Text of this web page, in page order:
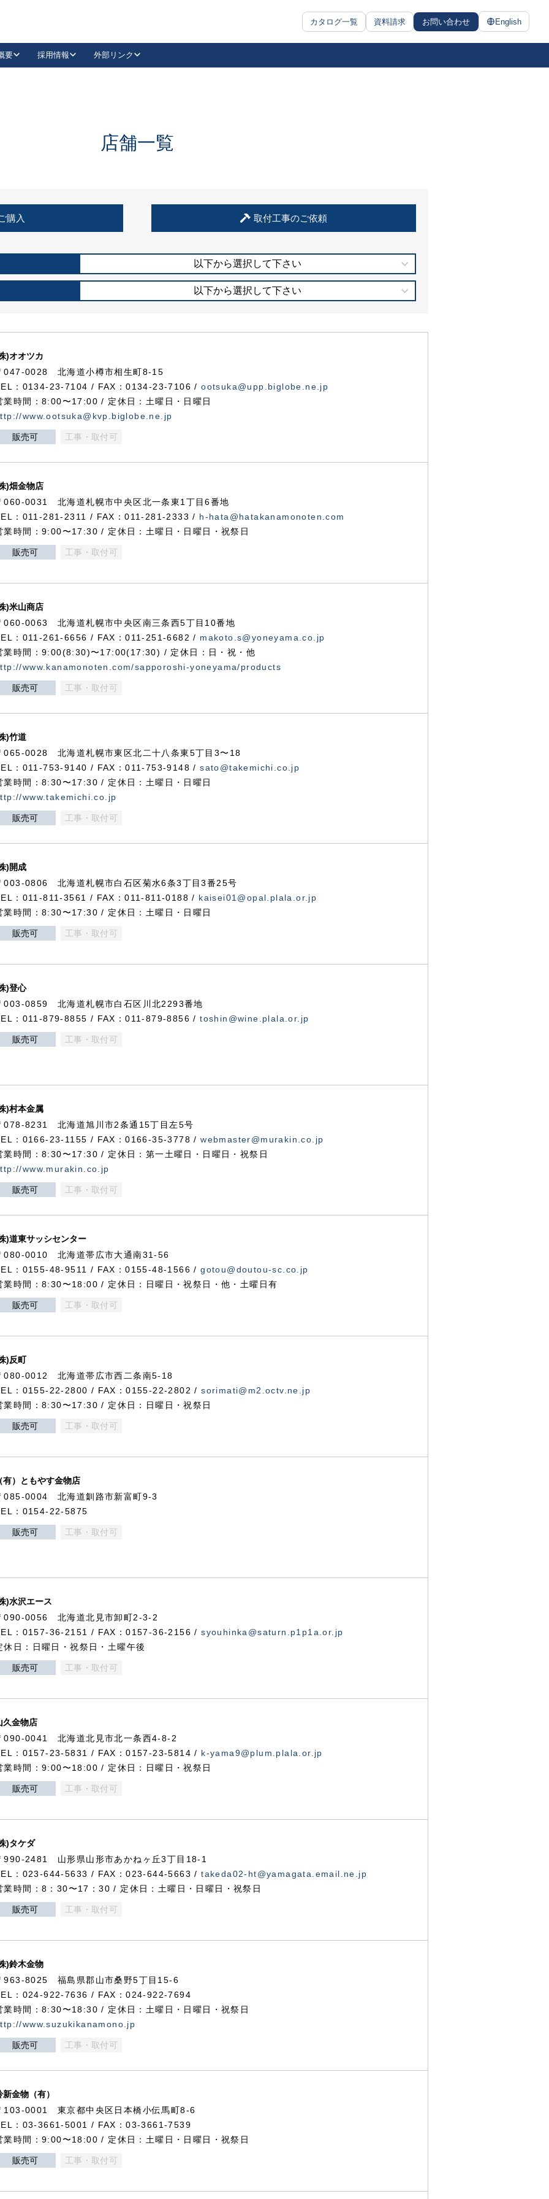
カタログ一覧 資料請求 お問い合わせ English
抗ウイルス・抗菌製品
要 採用情報 外部リンク
LinkedIn
住宅使用部材標準化推進協議会
店舗一覧
購入 取付工事のご依頼
以下から選択して下さい
以下から選択して下さい
)オオツカ
047-0028 北海道小樽市相生町8-15
：0134-23-7104 / FAX：0134-23-7106 /ootsuka@upp.biglobe.ne.jp
業時間：8:00〜17:00 / 定休日：土曜日・日曜日
www.ootsuka@kvp.biglobe.ne.jp
販売可 工事・取付可
)畑金物店
060-0031 北海道札幌市中央区北一条東1丁目6番地
：011-281-2311 / FAX：011-281-2333 / h-hata@hatakanamonoten.com
業時間：9:00〜17:30 / 定休日：土曜日・日曜日・祝祭日
販売可 工事・取付可
)米山商店
060-0063 北海道札幌市中央区南三条西5丁目10番地
：011-261-6656 / FAX：011-251-6682 / makoto.s@yoneyama.co.jp
業時間：9:00(8:30)〜17:00(17:30) / 定休日：日・祝・他
www.kanamonoten.com/sapporoshi-yoneyama/products
販売可 工事・取付可
)竹道
065-0028 北海道札幌市東区北二十八条東5丁目3〜18
：011-753-9140 / FAX：011-753-9148 /sato@takemichi.co.jp
業時間：8:30〜17:30 / 定休日：土曜日・日曜日
www.takemichi.co.jp
販売可 工事・取付可
)開成
003-0806 北海道札幌市白石区菊水6条3丁目3番25号
：011-811-3561 / FAX：011-811-0188 / kaisei01@opal.plala.or.jp
業時間：8:30〜17:30 / 定休日：土曜日・日曜日
販売可 工事・取付可
)登心
003-0859 北海道札幌市白石区川北2293番地
：011-879-8855 / FAX：011-879-8856 /toshin@wine.plala.or.jp
販売可 工事・取付可
)村本金属
078-8231 北海道旭川市2条通15丁目左5号
：0166-23-1155 / FAX：0166-35-3778 /webmaster@murakin.co.jp
業時間：8:30〜17:30 / 定休日：第一土曜日・日曜日・祝祭日
www.murakin.co.jp
販売可 工事・取付可
)道東サッシセンター
080-0010 北海道帯広市大通南31-56
：0155-48-9511 / FAX：0155-48-1566 /gotou@doutou-sc.co.jp
業時間：8:30〜18:00 / 定休日：日曜日・祝祭日・他・土曜日有
販売可 工事・取付可
)反町
080-0012 北海道帯広市西二条南5-18
：0155-22-2800 / FAX：0155-22-2802 /sorimati@m2.octv.ne.jp
業時間：8:30〜17:30 / 定休日：日曜日・祝祭日
販売可 工事・取付可
有）ともやす金物店
085-0004 北海道釧路市新富町9-3
：0154-22-5875
販売可 工事・取付可
)水沢エース
090-0056 北海道北見市卸町2-3-2
：0157-36-2151 / FAX：0157-36-2156 /syouhinka@saturn.p1p1a.or.jp
休日：日曜日・祝祭日・土曜午後
販売可 工事・取付可
久金物店
090-0041 北海道北見市北一条西4-8-2
：0157-23-5831 / FAX：0157-23-5814 / k-yama9@plum.plala.or.jp
業時間：9:00〜18:00 / 定休日：日曜日・祝祭日
販売可 工事・取付可
)タケダ
990-2481 山形県山形市あかねヶ丘3丁目18-1
：023-644-5633 / FAX：023-644-5663 /takeda02-ht@yamagata.email.ne.jp
業時間：8：30〜17：30 / 定休日：土曜日・日曜日・祝祭日
販売可 工事・取付可
)鈴木金物
963-8025 福島県郡山市桑野5丁目15-6
：024-922-7636 / FAX：024-922-7694
業時間：8:30〜18:30 / 定休日：土曜日・日曜日・祝祭日
www.suzukikanamono.jp
販売可 工事・取付可
新金物（有）
103-0001 東京都中央区日本橋小伝馬町8-6
：03-3661-5001 / FAX：03-3661-7539
業時間：9:00〜18:00 / 定休日：土曜日・日曜日・祝祭日
販売可 工事・取付可